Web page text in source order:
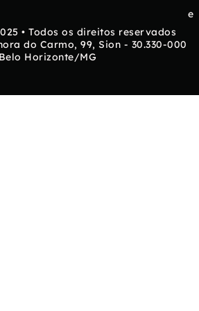
e
• Todos os direitos reservados
do Carmo, 99, Sion - 30.330-000
Horizonte/MG